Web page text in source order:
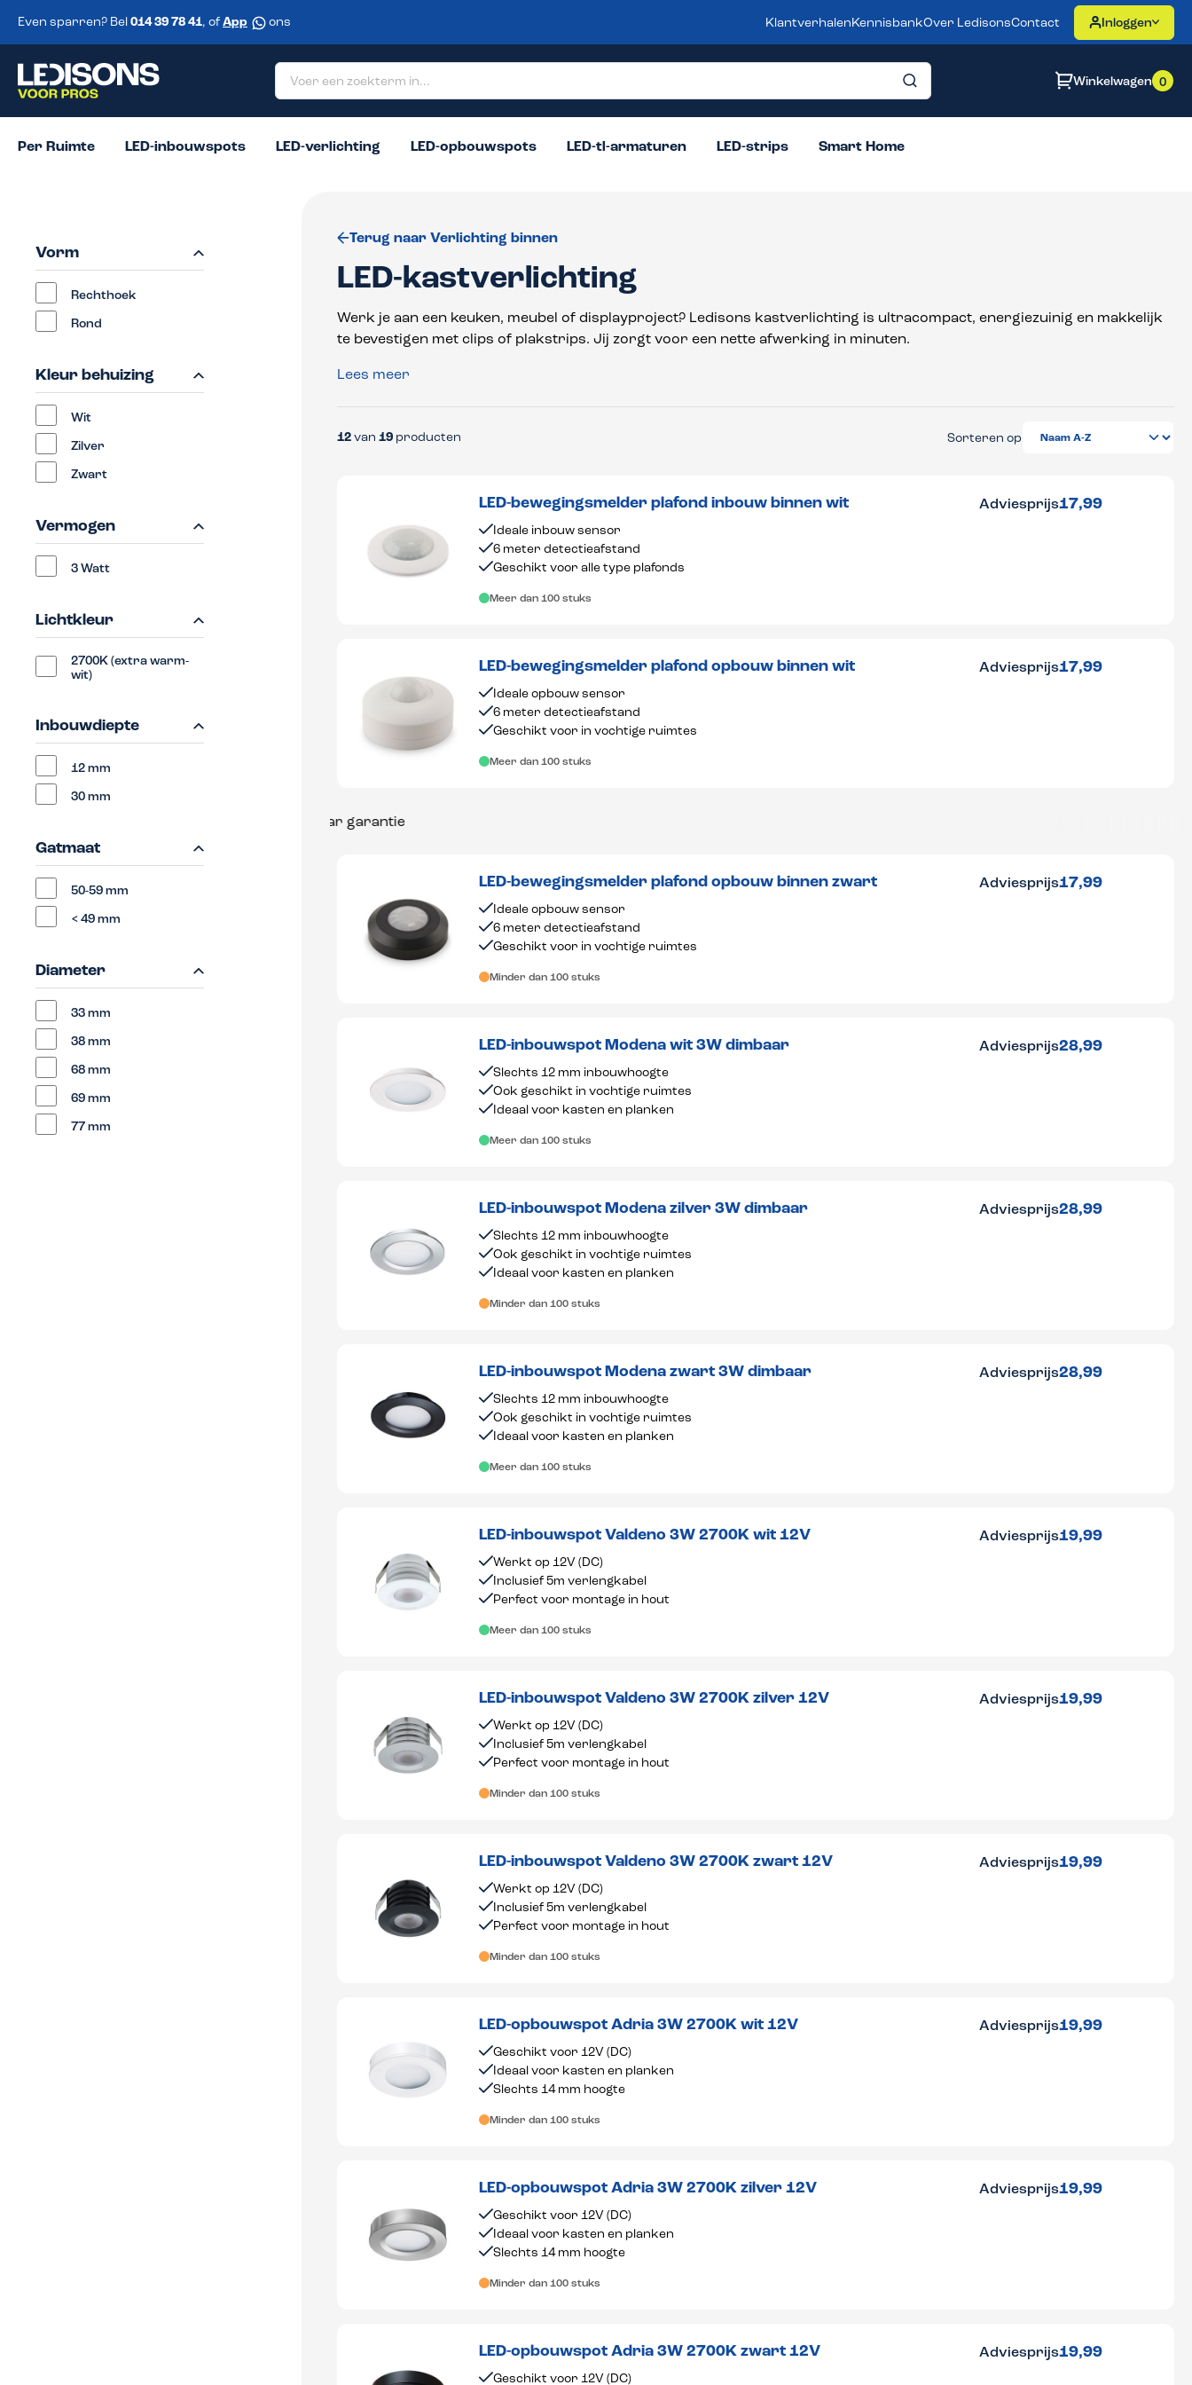
Ga naar de hoofdnavigatie
Even sparren? Bel014 39 78 41, ofApp ons KlantverhalenKennisbankOver LedisonsContact Inloggen
Winkelwagen 0
Per Ruimte LED-inbouwspots LED-verlichting LED-opbouwspots LED-tl-armaturen LED-strips Smart Home
Vorm
Rechthoek
Rond
Kleur behuizing
Wit
Zilver
Zwart
Vermogen
3 Watt
Lichtkleur
2700K (extra warm-
wit)
Inbouwdiepte
12 mm
30 mm
Gatmaat
50-59 mm
< 49 mm
Diameter
33 mm
38 mm
68 mm
69 mm
77 mm
Terug naar Verlichting binnen
LED-kastverlichting
Werk je aan een keuken, meubel of displayproject? Ledisons kastverlichting is ultracompact, energiezuinig en makkelijk
te bevestigen met clips of plakstrips. Jij zorgt voor een nette afwerking in minuten.
Lees meer
12van 19 producten Sorteren op
LED-bewegingsmelder plafond inbouw binnen wit
Ideale inbouw sensor
6 meter detectieafstand
Geschikt voor alle type plafonds
Meer dan 100 stuks
Adviesprijs17,99
LED-bewegingsmelder plafond opbouw binnen wit
Ideale opbouw sensor
6 meter detectieafstand
Geschikt voor in vochtige ruimtes
Meer dan 100 stuks
Adviesprijs17,99
Tot 8 jaar garantie
LED-bewegingsmelder plafond opbouw binnen zwart
Ideale opbouw sensor
6 meter detectieafstand
Geschikt voor in vochtige ruimtes
Minder dan 100 stuks
Adviesprijs17,99
LED-inbouwspot Modena wit 3W dimbaar
Slechts 12 mm inbouwhoogte
Ook geschikt in vochtige ruimtes
Ideaal voor kasten en planken
Meer dan 100 stuks
Adviesprijs28,99
LED-inbouwspot Modena zilver 3W dimbaar
Slechts 12 mm inbouwhoogte
Ook geschikt in vochtige ruimtes
Ideaal voor kasten en planken
Minder dan 100 stuks
Adviesprijs28,99
LED-inbouwspot Modena zwart 3W dimbaar
Slechts 12 mm inbouwhoogte
Ook geschikt in vochtige ruimtes
Ideaal voor kasten en planken
Meer dan 100 stuks
Adviesprijs28,99
LED-inbouwspot Valdeno 3W 2700K wit 12V
Werkt op 12V (DC)
Inclusief 5m verlengkabel
Perfect voor montage in hout
Meer dan 100 stuks
Adviesprijs19,99
LED-inbouwspot Valdeno 3W 2700K zilver 12V
Werkt op 12V (DC)
Inclusief 5m verlengkabel
Perfect voor montage in hout
Minder dan 100 stuks
Adviesprijs19,99
LED-inbouwspot Valdeno 3W 2700K zwart 12V
Werkt op 12V (DC)
Inclusief 5m verlengkabel
Perfect voor montage in hout
Minder dan 100 stuks
Adviesprijs19,99
LED-opbouwspot Adria 3W 2700K wit 12V
Geschikt voor 12V (DC)
Ideaal voor kasten en planken
Slechts 14 mm hoogte
Minder dan 100 stuks
Adviesprijs19,99
LED-opbouwspot Adria 3W 2700K zilver 12V
Geschikt voor 12V (DC)
Ideaal voor kasten en planken
Slechts 14 mm hoogte
Minder dan 100 stuks
Adviesprijs19,99
LED-opbouwspot Adria 3W 2700K zwart 12V
Geschikt voor 12V (DC)
Adviesprijs19,99